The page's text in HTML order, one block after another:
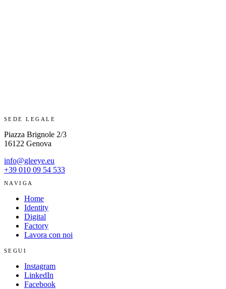
SEDE LEGALE
Piazza Brignole 2/3
16122 Genova
info@gleeye.eu
+39 010 09 54 533
NAVIGA
Home
Identity
Digital
Factory
Lavora con noi
SEGUI
Instagram
LinkedIn
Facebook